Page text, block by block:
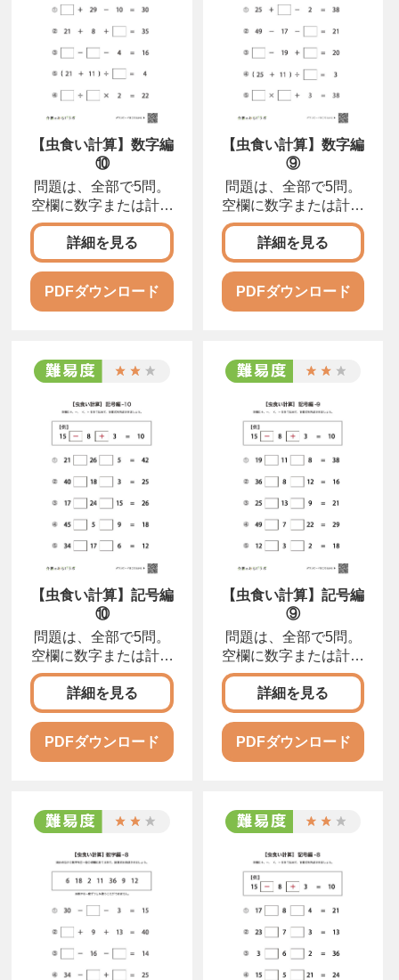
【虫食い計算】数字編
⑩
問題は、全部で5問。
空欄に数字または計算
記号を入れて、正しい
計算式を完成させまし
ょう。
詳細を見る
PDFダウンロード
【虫食い計算】数字編
⑨
問題は、全部で5問。
空欄に数字または計算
記号を入れて、正しい
計算式を完成させまし
ょう。
詳細を見る
PDFダウンロード
【虫食い計算】記号編
⑩
問題は、全部で5問。
空欄に数字または計算
記号を入れて、正しい
計算式を完成させまし
ょう。
詳細を見る
PDFダウンロード
【虫食い計算】記号編
⑨
問題は、全部で5問。
空欄に数字または計算
記号を入れて、正しい
計算式を完成させまし
ょう。
詳細を見る
PDFダウンロード